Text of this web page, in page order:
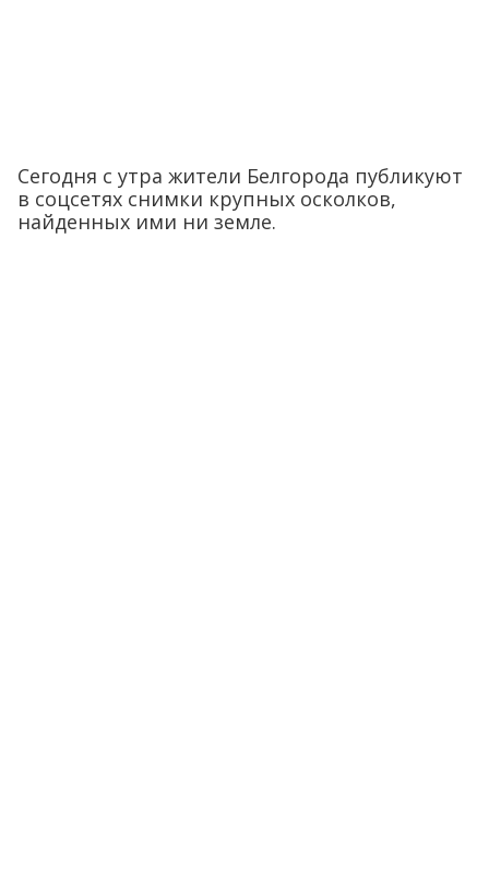
Сегодня с утра жители Белгорода публикуют
в соцсетях снимки крупных осколков,
найденных ими ни земле.